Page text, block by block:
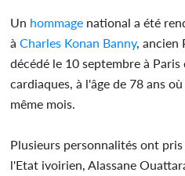
Un hommage national a été
àCharles Konan Banny, ancien
décédé le 10 septembre à
cardiaques, à l'âge de 78 ans
même mois.
Plusieurs personnalités ont
l'Etat ivoirien, Alassane